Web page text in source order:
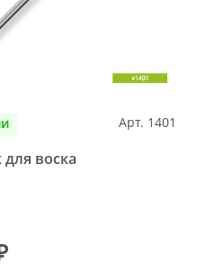
Арт. 1401
воска